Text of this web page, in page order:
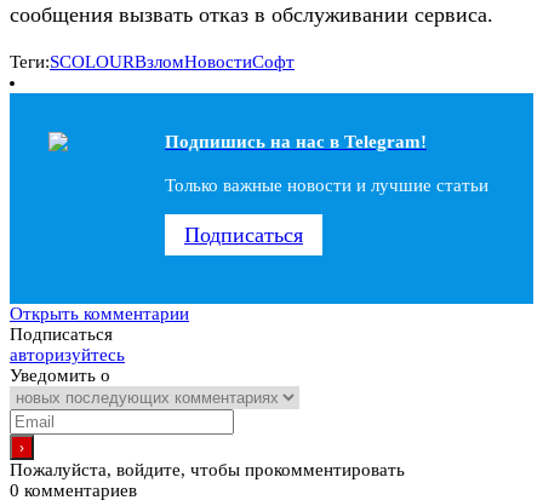
сообщения вызвать отказ в обслуживании сервиса.
Теги:SCOLOURВзломНовостиСофт
Подпишись на наc в Telegram!
Только важные новости и лучшие статьи
Подписаться
Открыть комментарии
Подписаться
авторизуйтесь
Уведомить о
Пожалуйста, войдите, чтобы прокомментировать
0 комментариев